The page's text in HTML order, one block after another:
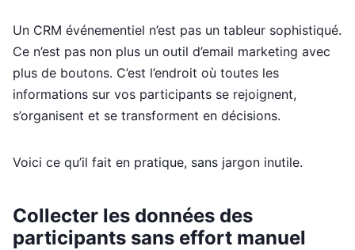
Un CRM événementiel n’est pas un tableur sophistiqué.
Ce n’est pas non plus un outil d’email marketing avec
plus de boutons. C’est l’endroit où toutes les
informations sur vos participants se rejoignent,
s’organisent et se transforment en décisions.
Voici ce qu’il fait en pratique, sans jargon inutile.
Collecter les données des
participants sans effort manuel